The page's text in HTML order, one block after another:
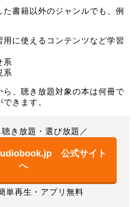
た書籍以外のジャンルでも、例
用 に使えるコンテンツなど学習
系
系
ら、聴き放題対象の本は何冊で
きます。
き放題・選び放題／
公式サイト
へ
単再生・アプリ無料